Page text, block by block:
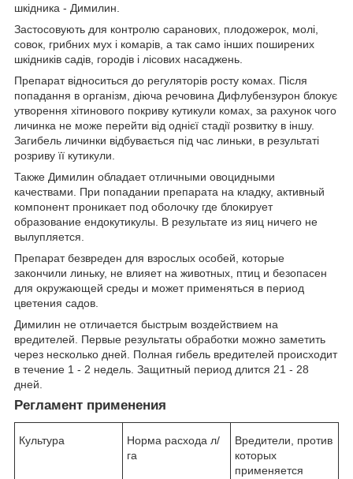
шкідника - Димилин.
Застосовують для контролю саранових, плодожерок, молі,
совок, грибних мух і комарів, а так само інших поширених
шкідників садів, городів і лісових насаджень.
Препарат відноситься до регуляторів росту комах. Після
попадання в організм, діюча речовина Дифлубензурон блокує
утворення хітинового покриву кутикули комах, за рахунок чого
личинка не може перейти від однієї стадії розвитку в іншу.
Загибель личинки відбувається під час линьки, в результаті
розриву її кутикули.
Также Димилин обладает отличными овоцидными
качествами. При попадании препарата на кладку, активный
компонент проникает под оболочку где блокирует
образование ендокутикулы. В результате из яиц ничего не
вылупляется.
Препарат безвреден для взрослых особей, которые
закончили линьку, не влияет на животных, птиц и безопасен
для окружающей среды и может применяться в период
цветения садов.
Димилин не отличается быстрым воздействием на
вредителей. Первые результаты обработки можно заметить
через несколько дней. Полная гибель вредителей происходит
в течение 1 - 2 недель. Защитный период длится 21 - 28
дней.
Регламент применения
Культура
Норма расхода л/
га
Вредители, против
которых
применяется